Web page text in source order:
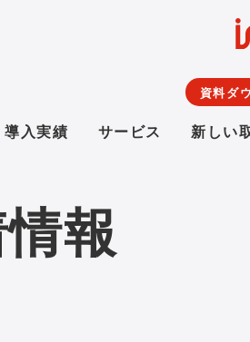
資料ダ
入実績
サービス 新しい
報